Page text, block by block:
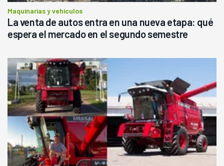
Maquinarias y vehículos
La venta de autos entra en una nueva etapa: qué
espera el mercado en el segundo semestre